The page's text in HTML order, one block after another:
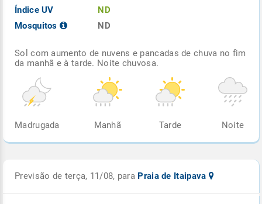
Índice UV
Mosquitos
ND
ND
Sol com aumento de nuvens e pancadas de chuva no fim
da manhã e à tarde. Noite chuvosa.
Madrugada Manhã Tarde Noite
Previsão de terça, 11/08, para Praia de Itaipava